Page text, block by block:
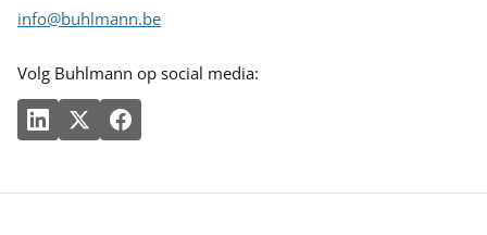
info@buhlmann.be
Volg Buhlmann op social media: